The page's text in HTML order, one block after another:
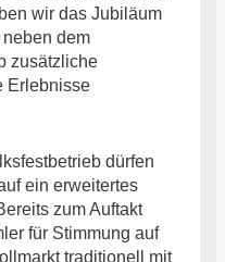
wir das Jubiläum
dem
zusätzliche
Erlebnisse
dürfen
ein erweitertes
zum Auftakt
für Stimmung auf
traditionell mit